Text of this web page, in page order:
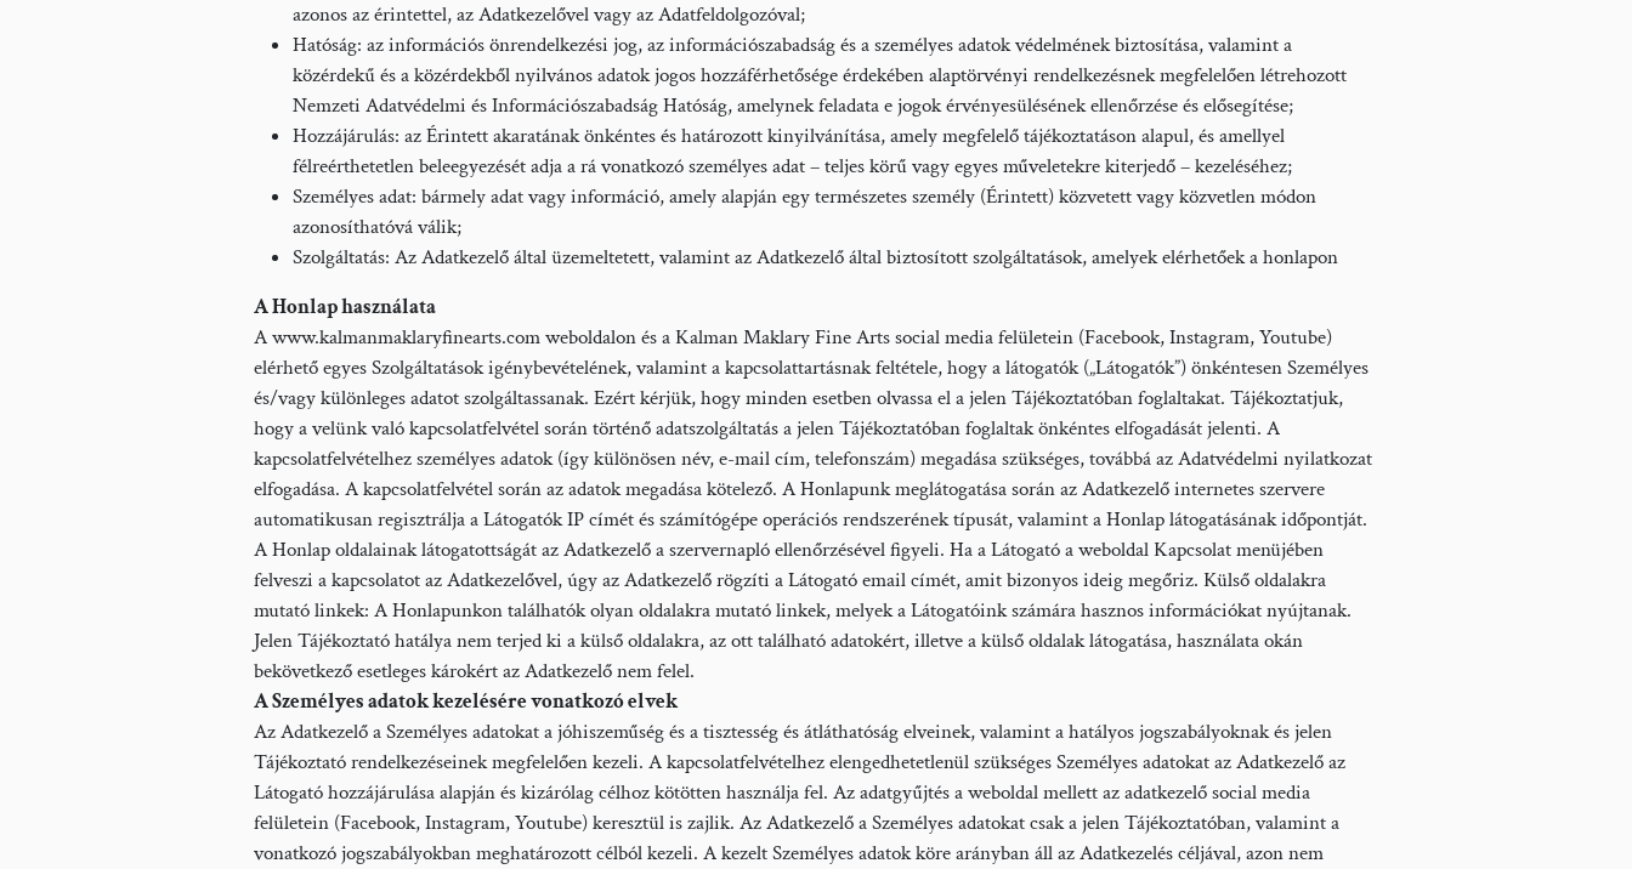
azonos az érintettel, az Adatkezelővel vagy az Adatfeldolgozóval;
Hatóság: az információs önrendelkezési jog, az információszabadság és a személyes adatok védelmének biztosítása, valamint a
közérdekű és a közérdekből nyilvános adatok jogos hozzáférhetősége érdekében alaptörvényi rendelkezésnek megfelelően létrehozott
Nemzeti Adatvédelmi és Információszabadság Hatóság, amelynek feladata e jogok érvényesülésének ellenőrzése és elősegítése;
Hozzájárulás: az Érintett akaratának önkéntes és határozott kinyilvánítása, amely megfelelő tájékoztatáson alapul, és amellyel
félreérthetetlen beleegyezését adja a rá vonatkozó személyes adat – teljes körű vagy egyes műveletekre kiterjedő – kezeléséhez;
Személyes adat: bármely adat vagy információ, amely alapján egy természetes személy (Érintett) közvetett vagy közvetlen módon
azonosíthatóvá válik;
Szolgáltatás: Az Adatkezelő által üzemeltetett, valamint az Adatkezelő által biztosított szolgáltatások, amelyek elérhetőek a honlapon
A Honlap használata
A www.kalmanmaklaryfinearts.com weboldalon és a Kalman Maklary Fine Arts social media felületein (Facebook, Instagram, Youtube)
elérhető egyes Szolgáltatások igénybevételének, valamint a kapcsolattartásnak feltétele, hogy a látogatók („Látogatók”) önkéntesen Személyes
és/vagy különleges adatot szolgáltassanak. Ezért kérjük, hogy minden esetben olvassa el a jelen Tájékoztatóban foglaltakat. Tájékoztatjuk,
hogy a velünk való kapcsolatfelvétel során történő adatszolgáltatás a jelen Tájékoztatóban foglaltak önkéntes elfogadását jelenti. A
kapcsolatfelvételhez személyes adatok (így különösen név, e-mail cím, telefonszám) megadása szükséges, továbbá az Adatvédelmi nyilatkozat
elfogadása. A kapcsolatfelvétel során az adatok megadása kötelező. A Honlapunk meglátogatása során az Adatkezelő internetes szervere
automatikusan regisztrálja a Látogatók IP címét és számítógépe operációs rendszerének típusát, valamint a Honlap látogatásának időpontját.
A Honlap oldalainak látogatottságát az Adatkezelő a szervernapló ellenőrzésével figyeli. Ha a Látogató a weboldal Kapcsolat menüjében
felveszi a kapcsolatot az Adatkezelővel, úgy az Adatkezelő rögzíti a Látogató email címét, amit bizonyos ideig megőriz. Külső oldalakra
mutató linkek: A Honlapunkon találhatók olyan oldalakra mutató linkek, melyek a Látogatóink számára hasznos információkat nyújtanak.
Jelen Tájékoztató hatálya nem terjed ki a külső oldalakra, az ott található adatokért, illetve a külső oldalak látogatása, használata okán
bekövetkező esetleges károkért az Adatkezelő nem felel.
A Személyes adatok kezelésére vonatkozó elvek
Az Adatkezelő a Személyes adatokat a jóhiszeműség és a tisztesség és átláthatóság elveinek, valamint a hatályos jogszabályoknak és jelen
Tájékoztató rendelkezéseinek megfelelően kezeli. A kapcsolatfelvételhez elengedhetetlenül szükséges Személyes adatokat az Adatkezelő az
Látogató hozzájárulása alapján és kizárólag célhoz kötötten használja fel. Az adatgyűjtés a weboldal mellett az adatkezelő social media
felületein (Facebook, Instagram, Youtube) keresztül is zajlik. Az Adatkezelő a Személyes adatokat csak a jelen Tájékoztatóban, valamint a
vonatkozó jogszabályokban meghatározott célból kezeli. A kezelt Személyes adatok köre arányban áll az Adatkezelés céljával, azon nem